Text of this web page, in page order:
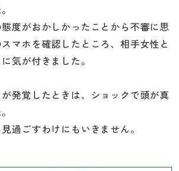
度がおかしかったことから不審に思
マホを確認したところ、相手女性と
気が付きました。
発覚したときは、ショックで頭が真
過ごすわけにもいきません。